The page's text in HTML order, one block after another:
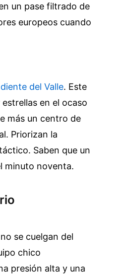
un pase filtrado de
europeos cuando
del Valle. Este
en el ocaso
más un centro de
Priorizan la
Saben que un
minuto noventa.
se cuelgan del
chico
presión alta y una